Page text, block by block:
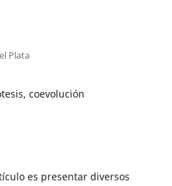
Plata
coevolución
es presentar diversos